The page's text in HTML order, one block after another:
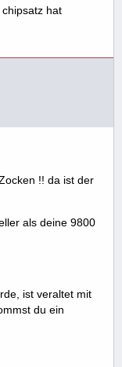
hat
!! da ist der
als deine 9800
ist veraltet mit
du ein